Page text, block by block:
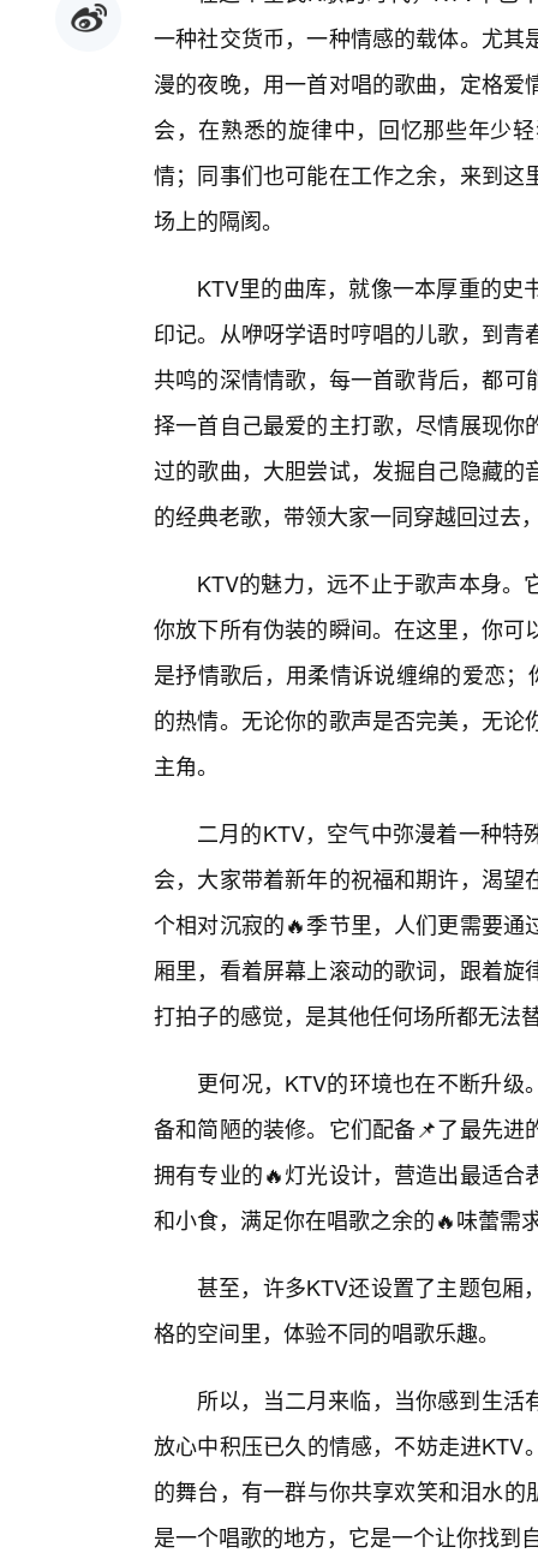
一种社交货币，一种情感的载体。尤
漫的夜晚，用一首对唱的歌曲，定格
会，在熟悉的旋律中，回忆那些年少
情；同事们也可能在工作之余，来到
场上的隔阂。
KTV里的曲库，就像一本厚重的史
印记。从咿呀学语时哼唱的儿歌，到
共鸣的深情情歌，每一首歌背后，都
择一首自己最爱的主打歌，尽情展现
过的歌曲，大胆尝试，发掘自己隐藏
的经典老歌，带领大家一同穿越回过去
KTV的魅力，远不止于歌声本身。
你放下所有伪装的瞬间。在这里，你
是抒情歌后，用柔情诉说缠绵的爱恋
的热情。无论你的歌声是否完美，无
主角。
二月的KTV，空气中弥漫着一种特
会，大家带着新年的祝福和期许，渴
个相对沉寂的🔥季节里，人们更需要
厢里，看着屏幕上滚动的歌词，跟着
打拍子的感觉，是其他任何场所都无法
更何况，KTV的环境也在不断升
备和简陋的装修。它们配备📌了最先
拥有专业的🔥灯光设计，营造出最适
和小食，满足你在唱歌之余的🔥味蕾需
甚至，许多KTV还设置了主题包厢
格的空间里，体验不同的唱歌乐趣。
所以，当二月来临，当你感到生
放心中积压已久的情感，不妨走进
的舞台，有一群与你共享欢笑和泪水
是一个唱歌的地方，它是一个让你找到